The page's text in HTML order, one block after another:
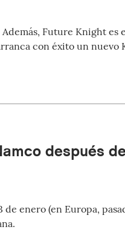
Future Knight es
con éxito un nuevo
después
enero (en Europa,